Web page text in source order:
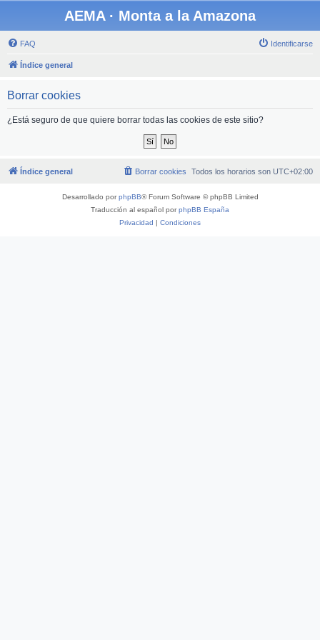
AEMA · Monta a la Amazona
FAQ Identificarse
Índice general
Borrar cookies
¿Está seguro de que quiere borrar todas las cookies de este sitio?
Índice general Todos los horarios son UTC+02:00
Borrar cookies
Desarrollado porphpBB® Forum Software © phpBB Limited
Traducción al español porphpBB España
Privacidad | Condiciones